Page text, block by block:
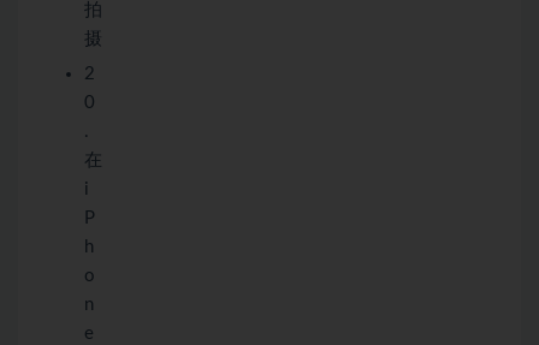
拍
摄
2
0
.
在
i
P
h
o
n
e